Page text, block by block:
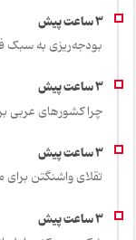
بودجه‌ریزی به سبک
چرا کشورهای عربی
تقلای واشنگتن برای